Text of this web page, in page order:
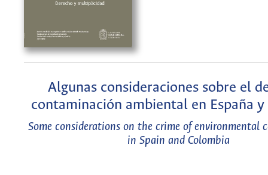
Algunas consideraciones sobre el
contaminación ambiental en España
Some considerations on the crime of environmental
in Spain and Colombia